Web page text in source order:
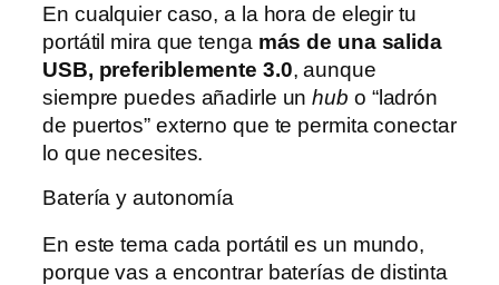
En cualquier caso, a la hora de elegir tu
portátil mira que tenga más de una salida
USB, preferiblemente 3.0, aunque
siempre puedes añadirle unhub o “ladrón
de puertos” externo que te permita conectar
lo que necesites.
Batería y autonomía
En este tema cada portátil es un mundo,
porque vas a encontrar baterías de distinta